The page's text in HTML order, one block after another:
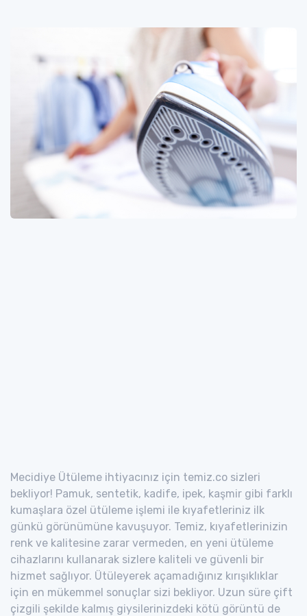
Mecidiye Ütüleme ihtiyacınız için temiz.co sizleri
bekliyor! Pamuk, sentetik, kadife, ipek, kaşmir gibi farklı
kumaşlara özel ütüleme işlemi ile kıyafetleriniz ilk
günkü görünümüne kavuşuyor. Temiz, kıyafetlerinizin
renk ve kalitesine zarar vermeden, en yeni ütüleme
cihazlarını kullanarak sizlere kaliteli ve güvenli bir
hizmet sağlıyor. Ütüleyerek açamadığınız kırışıklıklar
için en mükemmel sonuçlar sizi bekliyor. Uzun süre çift
çizgili şekilde kalmış giysilerinizdeki kötü görüntü de